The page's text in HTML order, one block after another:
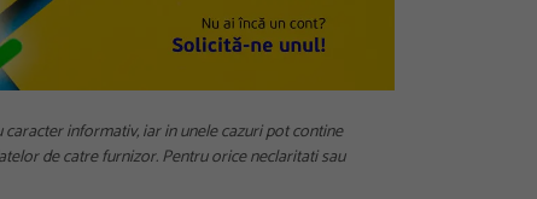
informativ, iar in unele cazuri pot contine
de catre furnizor. Pentru orice neclaritati sau